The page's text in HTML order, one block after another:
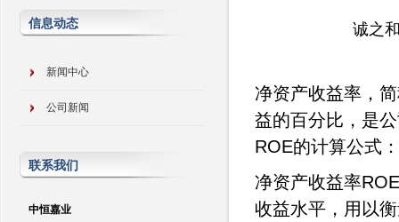
信息动态
新闻中心
公司新闻
联系我们
中恒嘉业
诚之
净资产收益率，
益的百分比，是
ROE的计算公式
净资产收益率
收益水平，用以